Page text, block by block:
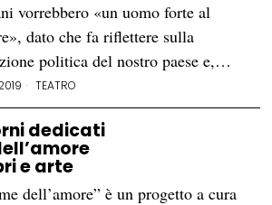
vorrebbero «un uomo forte al
dato che fa riflettere sulla
politica del nostro paese e,…
TEATRO
dedicati
e arte
dell’amore” è un progetto a cura